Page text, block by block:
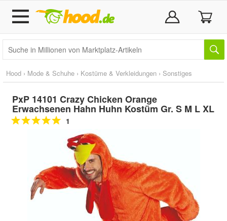
Hood › Mode & Schuhe › Kostüme & Verkleidungen › Sonstiges
PxP 14101 Crazy Chicken Orange
Erwachsenen Hahn Huhn Kostüm Gr. S M L XL
1